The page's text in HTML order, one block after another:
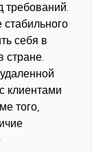
требований.
себя в
стране.
клиентами
того,